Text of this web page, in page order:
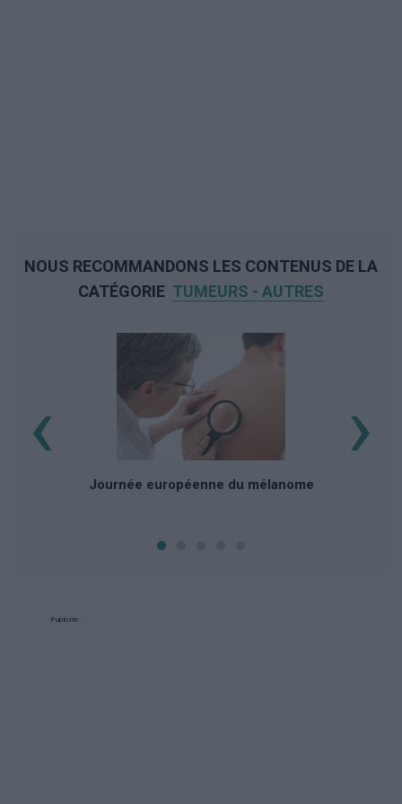
NOUS RECOMMANDONS LES CONTENUS DE LA
CATÉGORIE TUMEURS - AUTRES
Journée européenne du mélanome
‹ ›
Publicité: